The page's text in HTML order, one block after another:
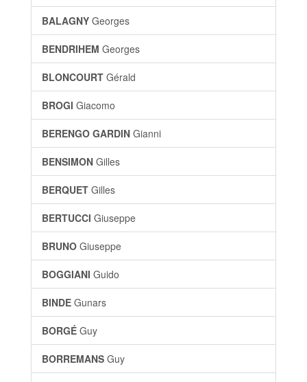
BALAGNY Georges
BENDRIHEM Georges
BLONCOURT Gérald
BROGI Giacomo
BERENGO GARDIN Gianni
BENSIMON Gilles
BERQUET Gilles
BERTUCCI Giuseppe
BRUNO Giuseppe
BOGGIANI Guido
BINDE Gunars
BORGÉ Guy
BORREMANS Guy